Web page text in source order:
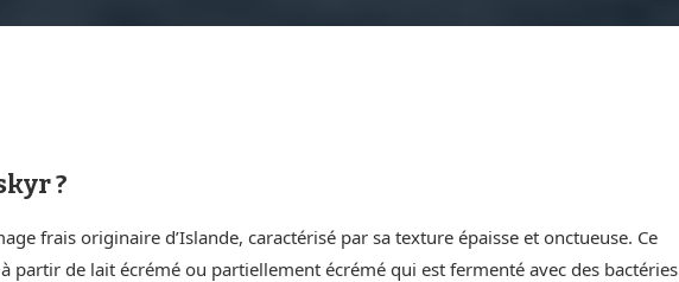
?
frais originaire d’Islande, caractérisé par sa texture épaisse et onctueuse. Ce
partir de lait écrémé ou partiellement écrémé qui est fermenté avec des bactéries